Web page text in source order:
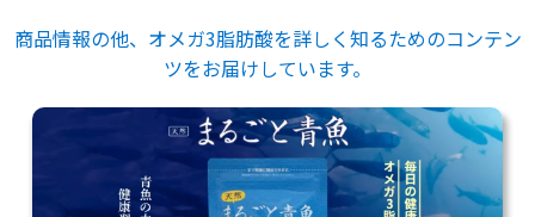
商品情報の他、オメガ3脂肪酸を詳しく知るためのコンテン
ツをお届けしています。